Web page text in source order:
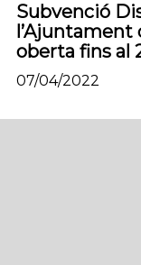
Subvenció
l’Ajuntament
oberta fins al
07/04/2022